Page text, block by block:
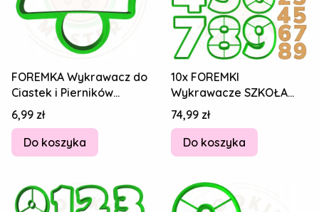
FOREMKA Wykrawacz do
Ciastek i Pierników
EDUKACYJNA - Znak
dzielenia 6cm
Cena
6,99 zł
Do koszyka
10x FOREMKI
Wykrawacze SZKOŁA
STUDIA NAUKA Numery
Cyfry ZESTAW 10szt 8cm
Cena
74,99 zł
Do koszyka